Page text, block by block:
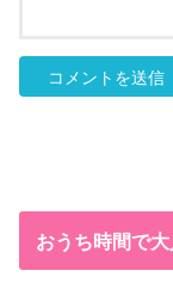
おうち時間で大